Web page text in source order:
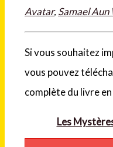
Avatar, Samael Aun
Si vous souhaitez
vous pouvez
complète du livre
Les